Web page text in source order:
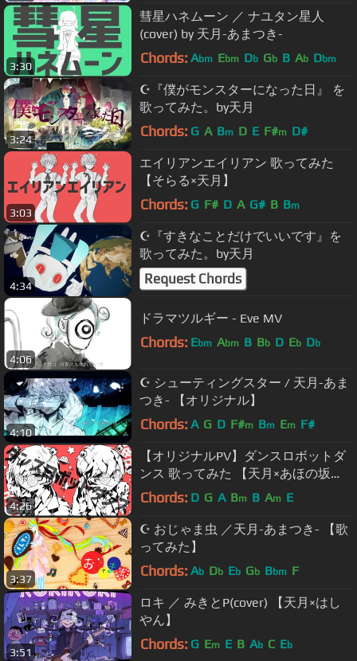
3:30
彗星ハネムーン ／ ナユタン星人
(cover) by 天月-あまつき-
Chords: Abm Ebm Db Gb B Ab Dbm
3:24
☪『僕がモンスターになった日』 を
歌ってみた。by天月
Chords: G A Bm D E F#m D#
3:03
エイリアンエイリアン 歌ってみた
【そらる×天月】
Chords: G F# D A G# B Bm
4:34
☪『すきなことだけでいいです』を
歌ってみた。by天月
Request Chords
4:06
ドラマツルギー - Eve MV
Chords: Ebm Abm B Bb D Eb Db
4:10
☪ シューティングスター / 天月-あま
つき- 【オリジナル】
Chords: A G D F#m Bm Em F#
4:26
【オリジナルPV】ダンスロボットダ
ンス 歌ってみた 【天月×あほの坂
田】
Chords: D G A Bm B Am E
3:37
☪ おじゃま虫 ／天月-あまつき- 【歌
ってみた】
Chords: Ab Db Eb Gb Bbm F
3:51
ロキ ／ みきとP(cover) 【天月×はし
やん】
Chords: G Em E B Ab C Eb